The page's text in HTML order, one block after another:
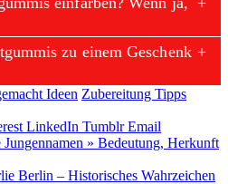
zu einem Geschenk
Ideen Zubereitung Tipps
LinkedIn Tumblr Email
Jungennamen » Bedeutung, Herkunft
Berlin – Historisches Wahrzeichen